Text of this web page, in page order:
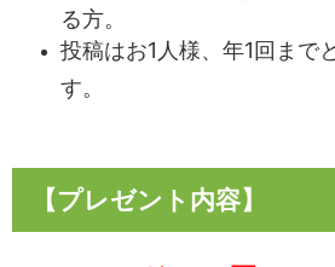
る方。
投稿はお1人様、年1回まで
す。
【プレゼント内容】